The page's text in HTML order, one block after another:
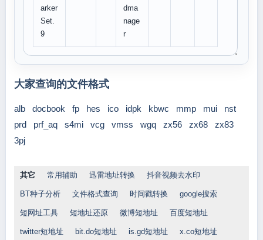
arker
Set.
9
dma
nage
r
大家查询的文件格式
alb docbook fp hes ico idpk kbwc mmp mui
nst
prd
prf_aq s4mi vcg vmss wgq zx56 zx68
zx83
3pj
其它 常用辅助 迅雷地址转换 抖音视频去水印
BT种子分析 文件格式查询 时间戳转换 google搜索
短网址工具 短地址还原 微博短地址 百度短地址
twitter短地址 bit.do短地址 is.gd短地址 x.co短地址